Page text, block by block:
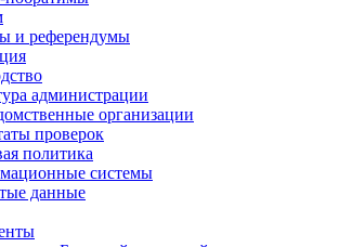
и референдумы
администрации
организации
проверок
политика
системы
данные